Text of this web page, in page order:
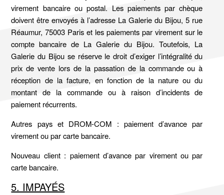
virement bancaire ou postal. Les paiements par chèque
doivent être envoyés à l’adresse La Galerie du Bijou, 5 rue
Réaumur, 75003 Paris et les paiements par virement sur le
compte bancaire de La Galerie du Bijou. Toutefois, La
Galerie du Bijou se réserve le droit d’exiger l’intégralité du
prix de vente lors de la passation de la commande ou à
réception de la facture, en fonction de la nature ou du
montant de la commande ou à raison d’incidents de
paiement récurrents.
Autres pays et DROM-COM : paiement d’avance par
virement ou par carte bancaire.
Nouveau client : paiement d’avance par virement ou par
carte bancaire.
5. IMPAYÉS